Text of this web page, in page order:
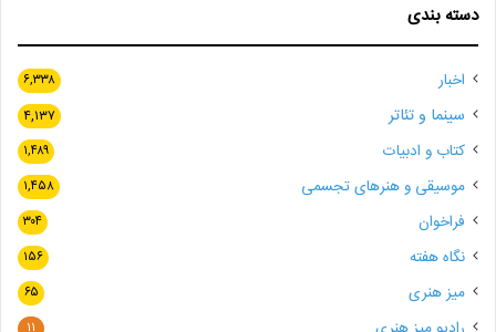
دسته بندی
اخبار ۶,۳۳۸
سینما و تئاتر ۴,۱۳۷
کتاب و ادبیات ۱,۴۸۹
موسیقی و هنرهای تجسمی ۱,۴۵۸
فراخوان ۳۰۴
نگاه هفته ۱۵۶
میز هنری ۶۵